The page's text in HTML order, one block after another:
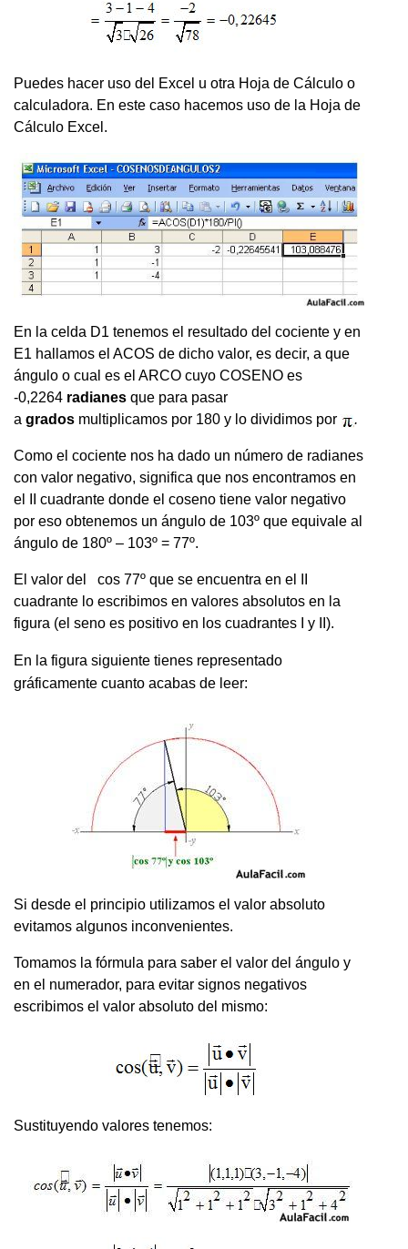
Puedes hacer uso del Excel u otra Hoja de Cálculo o
calculadora. En este caso hacemos uso de la Hoja de
Cálculo Excel.
En la celda D1 tenemos el resultado del cociente y en
E1 hallamos el ACOS de dicho valor, es decir, a que
ángulo o cual es el ARCO cuyo COSENO es
-0,2264 radianes que para pasar
a grados multiplicamos por 180 y lo dividimos por .
Como el cociente nos ha dado un número de radianes
con valor negativo, significa que nos encontramos en
el II cuadrante donde el coseno tiene valor negativo
por eso obtenemos un ángulo de 103º que equivale al
ángulo de 180º – 103º = 77º.
El valor del cos 77º que se encuentra en el II
cuadrante lo escribimos en valores absolutos en la
figura (el seno es positivo en los cuadrantes I y II).
En la figura siguiente tienes representado
gráficamente cuanto acabas de leer:
Si desde el principio utilizamos el valor absoluto
evitamos algunos inconvenientes.
Tomamos la fórmula para saber el valor del ángulo y
en el numerador, para evitar signos negativos
escribimos el valor absoluto del mismo:
Sustituyendo valores tenemos: